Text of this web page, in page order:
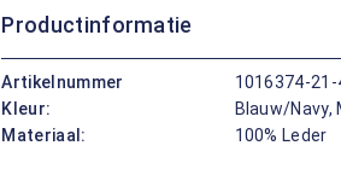
Productinformatie
Artikelnummer
1016374-21-
Kleur:
Blauw/Navy,
Materiaal:
100% Leder